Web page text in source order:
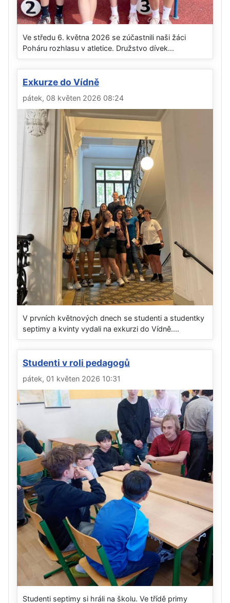
Ve středu 6. května 2026 se zúčastnili naši žáci
Poháru rozhlasu v atletice. Družstvo dívek...
Exkurze do Vídně
pátek, 08 květen 2026 08:24
V prvních květnových dnech se studenti a studentky
septimy a kvinty vydali na exkurzi do Vídně....
Studenti v roli pedagogů
pátek, 01 květen 2026 10:31
Studenti septimy si hráli na školu. Ve třídě primy